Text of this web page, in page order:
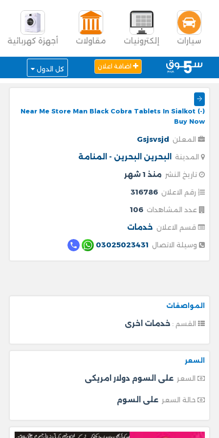
سيارات إلكترونيات مقاولات أجهزة كهربائية
اضافة اعلان كل الدول
Near Me Store Man Black Cobra Tablets In Sialkot (-)
Buy Now
المعلن Gsjsvsjd
المدينة البحرين البحرين - المنامة
تاريخ النشر منذ 1 شهر
رقم الاعلان 316786
عدد المشاهدات 106
قسم الاعلان خدمات
وسيلة الاتصال 03025023431
المواصفات
خدمات اخرى
السعر
السعر على السوم دولار امريكى
حالة السعر على السوم